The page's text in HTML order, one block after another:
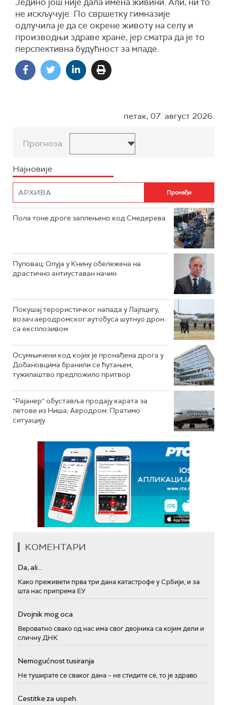
не искључује. По свршетку гимназије
одлучила је да се окрене животу на селу и
производњи здраве хране, јер сматра да је то
перспективна будућност за младе.
петак, 07. август 2026.
Прогноза
Најновије
Пола тоне дроге заплењено код Смедерева
Пуповац: Олуја у Книну обележена на
драстично антиуставан начин
Покушај терористичког напада у Лајпцигу,
возач аеродромског аутобуса шутнуо дрон
са експлозивом
Осумњичени код којих је пронађена дрога у
Добановцима бранили се ћутањем,
тужилаштво предложило притвор
"Рајанер" обуставља продају карата за
летове из Ниша; Аеродром: Пратимо
ситуацију
КОМЕНТАРИ
Da, ali...
Како преживети прва три дана катастрофе у Србији, и за
шта нас припрема ЕУ
Dvojnik mog oca
Вероватно свако од нас има свог двојника са којим дели и
сличну ДНК
Nemogućnost tusiranja
Не туширате се сваког дана – не стидите се, то је здраво
Cestitke za uspeh